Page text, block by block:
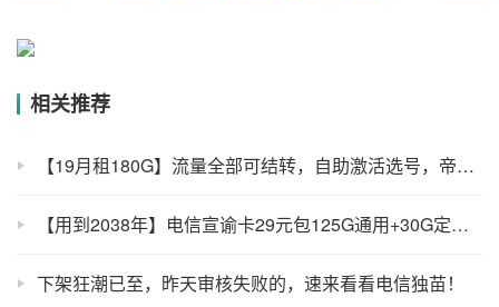
相关推荐
【19月租180G】流量全部可结转，自助激活选号，帝都电信
【用到2038年】电信宣谕卡29元包125G通用+30G定向+100分钟
下架狂潮已至，昨天审核失败的，速来看看电信独苗！